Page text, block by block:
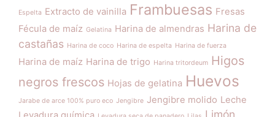
Espelta Extracto de vainilla Frambuesas Fresas
Fécula de maíz Gelatina Harina de almendras Harina de
castañas Harina de coco Harina de espelta Harina de fuerza
Harina de maíz Harina de trigo Harina tritordeum Higos
negros frescos Hojas de gelatina Huevos
Jarabe de arce 100% puro eco Jengibre Jengibre molido Leche